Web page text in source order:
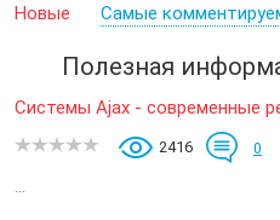
Новые Самые
Полезная
Системы Ajax - современные
2416 0